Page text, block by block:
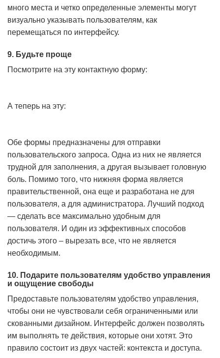
много места и четко определенные элементы могут
визуально указывать пользователям, как
перемещаться по интерфейсу.
9. Будьте проще
Посмотрите на эту контактную форму:
А теперь на эту:
Обе формы предназначены для отправки
пользовательского запроса. Одна из них не является
трудной для заполнения, а другая вызывает головную
боль. Помимо того, что нижняя форма является
правительственной, она еще и разработана не для
пользователя, а для администратора. Лучший подход
— сделать все максимально удобным для
пользователя. И один из эффективных способов
достичь этого – вырезать все, что не является
необходимым.
10. Подарите пользователям удобство управления
и ощущение свободы
Предоставьте пользователям удобство управления,
чтобы они не чувствовали себя ограниченными или
скованными дизайном. Интерфейс должен позволять
им выполнять те действия, которые они хотят. Это
правило состоит из двух частей: контекста и доступа.